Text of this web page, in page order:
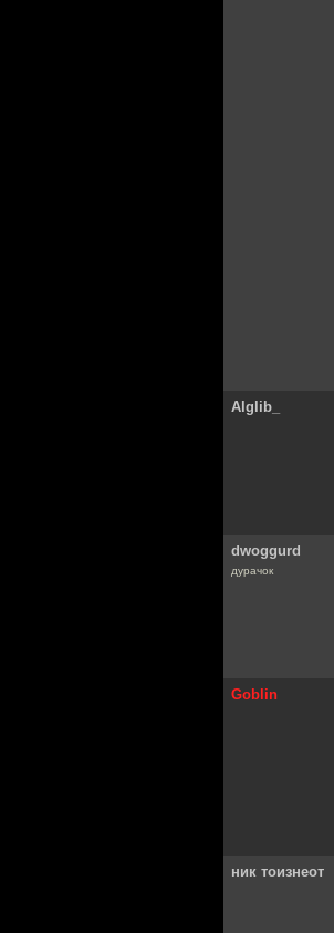
Alglib_
dwoggurd
дурачок
Goblin
ник тоизнеот